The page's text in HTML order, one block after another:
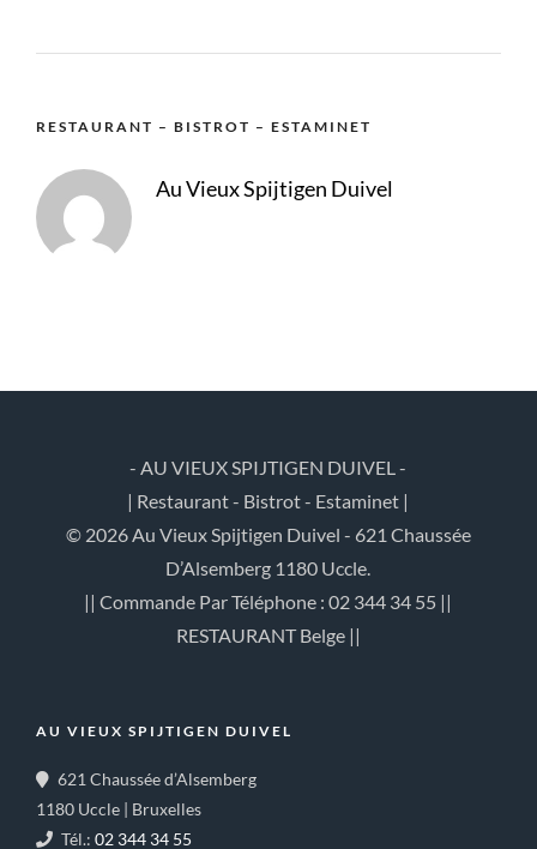
RESTAURANT – BISTROT – ESTAMINET
Au Vieux Spijtigen Duivel
- AU VIEUX SPIJTIGEN DUIVEL -
| Restaurant - Bistrot - Estaminet |
© 2026 Au Vieux Spijtigen Duivel - 621 Chaussée
D’Alsemberg 1180 Uccle.
|| Commande Par Téléphone : 02 344 34 55 ||
RESTAURANT Belge ||
AU VIEUX SPIJTIGEN DUIVEL
621 Chaussée d’Alsemberg
1180 Uccle | Bruxelles
Tél.: 02 344 34 55